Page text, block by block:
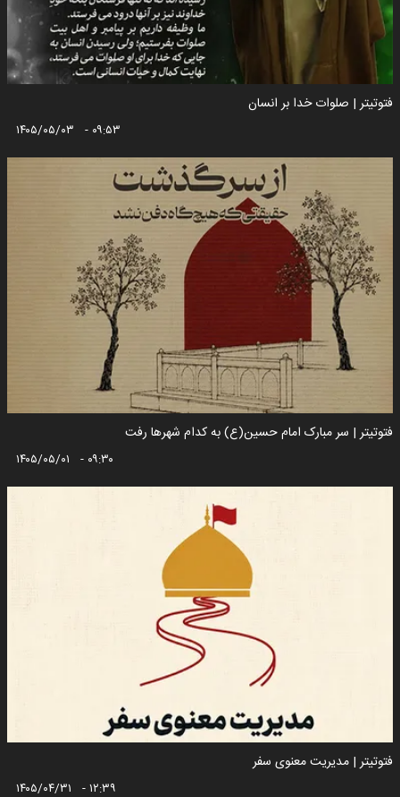
فتوتیتر | صلوات خدا بر انسان
۱۴۰۵/۰۵/۰۳ - ۰۹:۵۳
فتوتیتر | سر مبارک امام حسین(ع) به کدام شهر‌ها رفت
۱۴۰۵/۰۵/۰۱ - ۰۹:۳۰
فتوتیتر | مدیریت معنوی سفر
۱۴۰۵/۰۴/۳۱ - ۱۲:۳۹